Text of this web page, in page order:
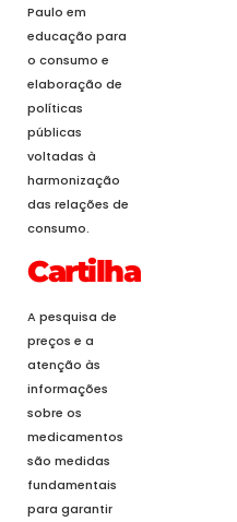
Paulo em
educação para
o consumo e
elaboração de
políticas
públicas
voltadas à
harmonização
das relações de
consumo.
Cartilha
A pesquisa de
preços e a
atenção às
informações
sobre os
medicamentos
são medidas
fundamentais
para garantir